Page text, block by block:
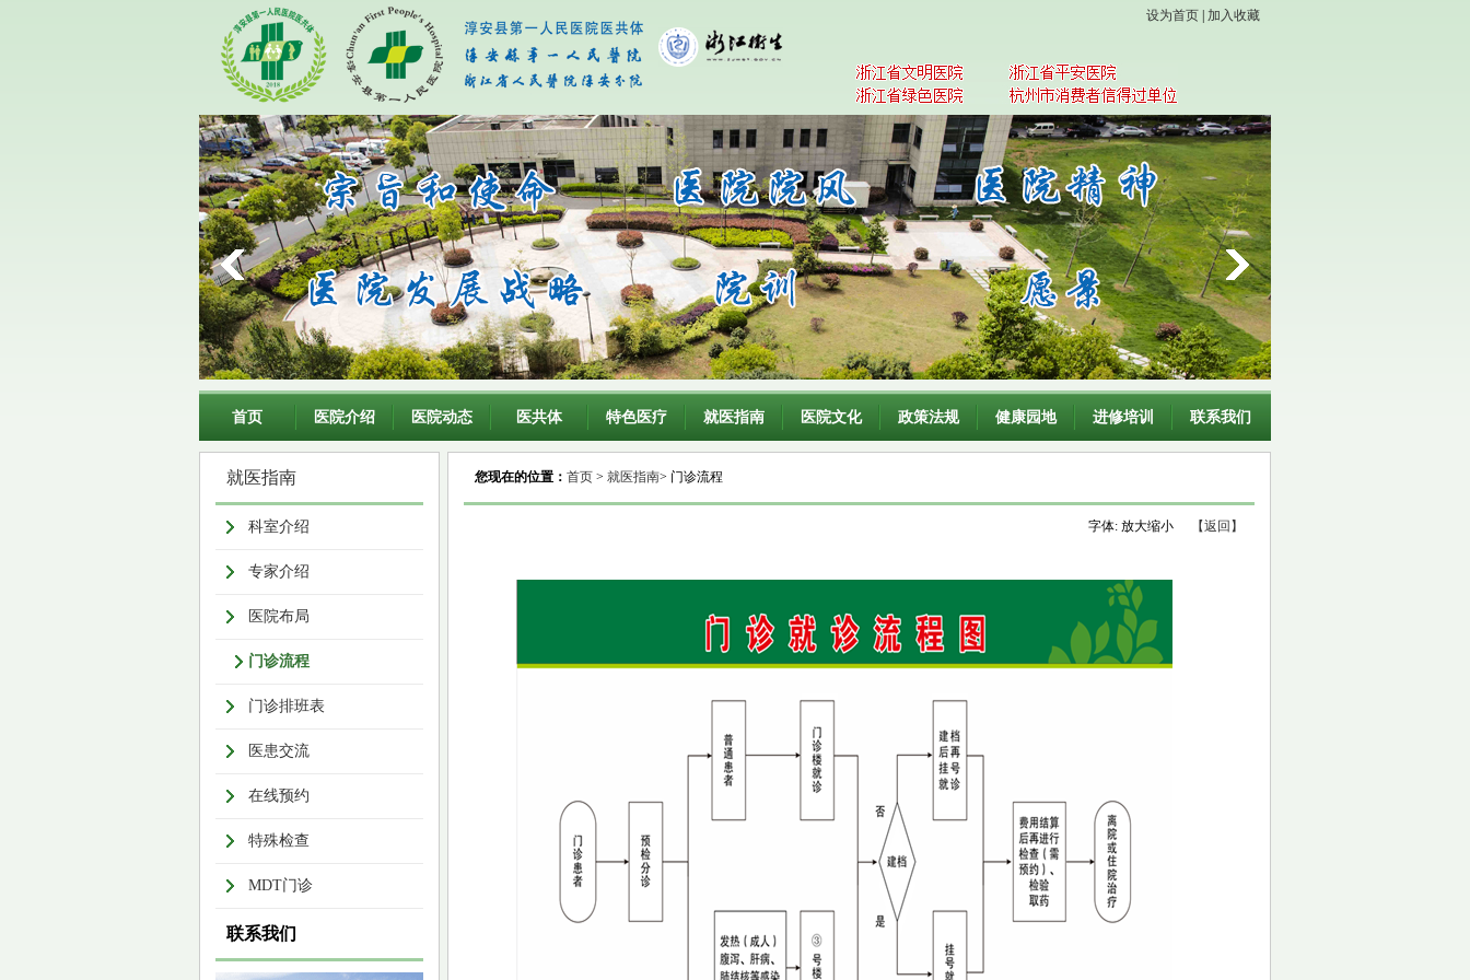
设为首页 加入收藏
首页 医院介绍 医院动态 医共体 特色医疗 就医指南 医院文化 政策法规 健康园地 进修培训 联系我们
就医指南
科室介绍
专家介绍
医院布局
门诊流程
门诊排班表
医患交流
在线预约
特殊检查
MDT门诊
联系我们
您现在的位置： 首页 > 就医指南> 门诊流程
【返回】
字体: 放大缩小